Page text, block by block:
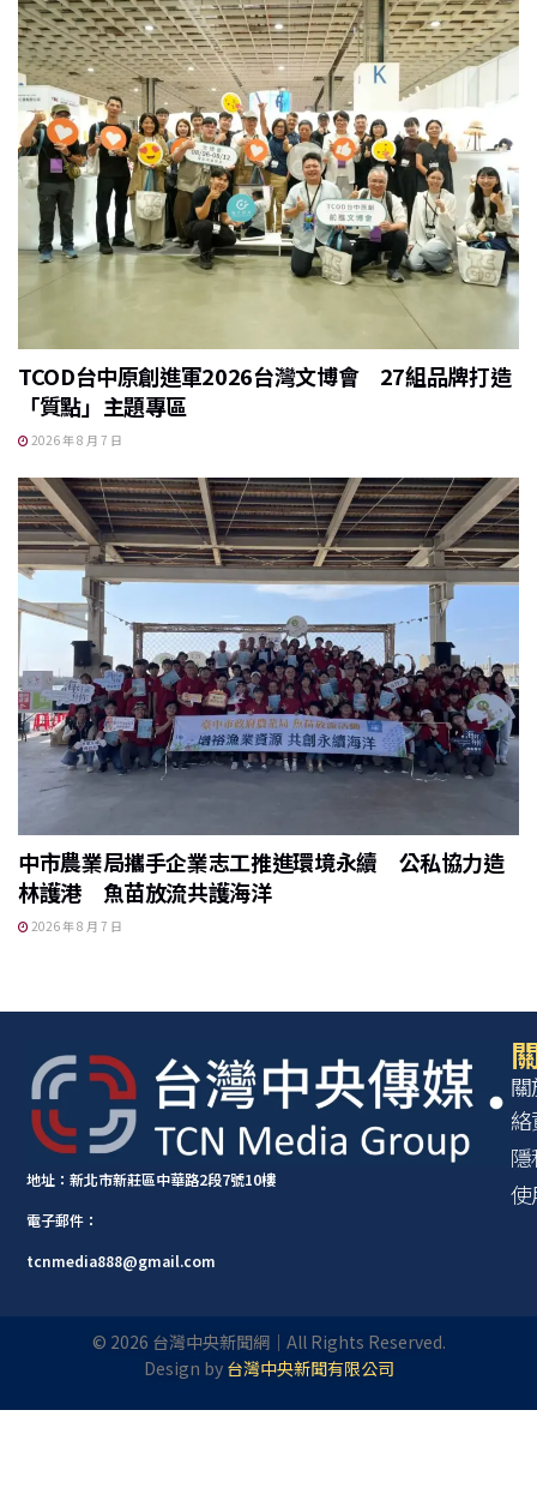
TCOD台中原創進軍2026台灣文博會 27組品牌打造
「質點」主題專區
2026 年 8 月 7 日
中市農業局攜手企業志工推進環境永續 公私協力造
林護港 魚苗放流共護海洋
2026 年 8 月 7 日
地址：新北市新莊區中華路2段7號10樓
電子郵件：
tcnmedia888@gmail.com
© 2026 台灣中央新聞網｜All Rights Reserved.
Design by 台灣中央新聞有限公司